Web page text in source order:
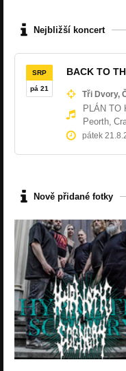
Nejbližší koncert
SRP
pá 21
BACK TO
Tři Dvory,
PLÁN TO
Peorth,
pátek
Nově přidané fotky